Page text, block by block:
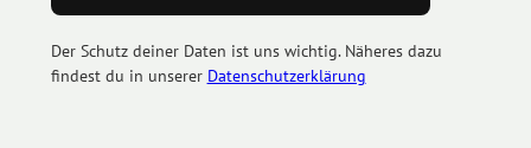
Der Schutz deiner Daten ist uns wichtig. Näheres dazu
findest du in unserer Datenschutzerklärung